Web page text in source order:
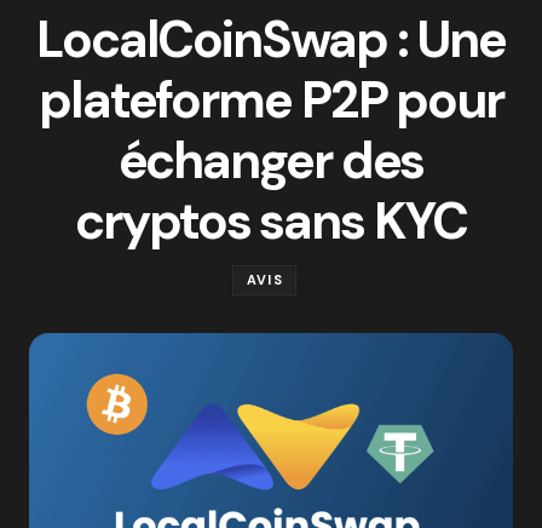
LocalCoinSwap : Une
plateforme P2P pour
échanger des
cryptos sans KYC
AVIS